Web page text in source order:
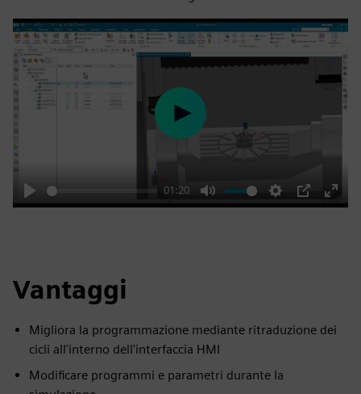
Play
01:20
Mute Settings
PIP
Enter
Play
Vantaggi
Migliora la programmazione mediante ritraduzione dei
cicli all'interno dell'interfaccia HMI
Modificare programmi e parametri durante la